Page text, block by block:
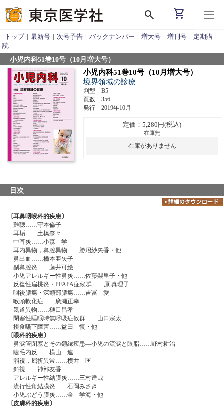
search shopping_cart
トップ | 最新号 | 次号予告 | バックナンバー | 増大号 | 増刊号 | 定期購
読
小児内科51巻10号（10月増大号）
小児内科51巻10号（10月増大号）
境界領域の診療
判型 B5
頁数 356
発行 2019年10月
定価：5,280円(税込)
在庫無
在庫がありません
目次
〔耳鼻咽喉科的疾患〕
難聴……守本倫子
耳垢……土橋奈々
中耳炎……小森 学
耳内異物，鼻腔異物……勝沼紗矢香・他
鼻出血……橋本亜矢子
副鼻腔炎……藤井可絵
小児アレルギー性鼻炎……佐藤梨里子・他
反復性扁桃炎・PFAPA症候群……原 真理子
咽後膿瘍・深頸部膿瘍……吉冨 愛
喉頭軟化症……廣瀬正幸
気道異物……樋口昌孝
閉塞性睡眠時無呼吸症候群……山口宗太
摂食嚥下障害……益田 慎・他
〔眼科的疾患〕
鼻涙管閉塞とその類縁疾患―小児の流涙と眼脂……野村耕治
睫毛内反……横山 連
弱視，屈折異常……横井 匡
斜視……神部友香
アレルギー性結膜炎……三村達哉
流行性角結膜炎……石岡みさき
小児ぶどう膜炎……金 学海・他
〔皮膚科的疾患〕